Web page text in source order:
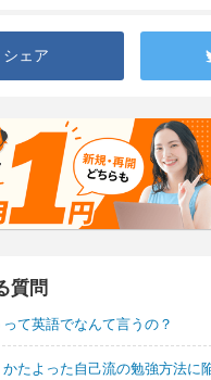
シェア
質問
て英語でなんて言うの？
たよった自己流の勉強方法に